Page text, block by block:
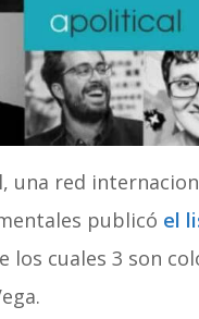
una red
publicó el
los cuales 3 son